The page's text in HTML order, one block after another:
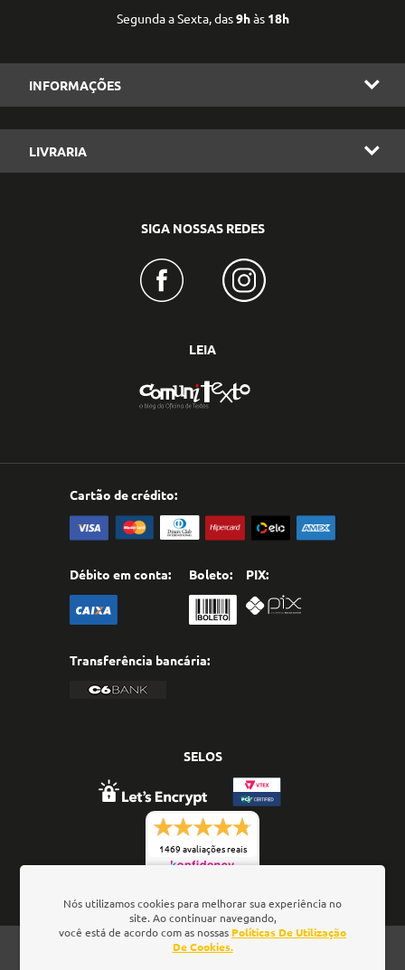
Segunda a Sexta, das9hàs 18h
INFORMAÇÕES
LIVRARIA
SIGA NOSSAS REDES
LEIA
Cartão de crédito:
Débito em conta: Boleto: PIX:
Transferência bancária:
SELOS
1469 avaliações reais
Oficina de Textos - Rua da Consolação, 323 - Loja 28 -
Nós utilizamos cookies para melhorar sua experiência no
site. Ao continuar navegando,
você está de acordo com as nossas Políticas De Utilização
De Cookies.